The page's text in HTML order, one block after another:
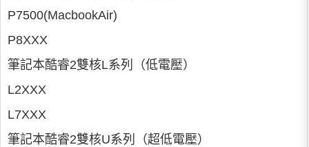
P7500(MacbookAir)
P8XXX
筆記本酷睿2雙核L系列（低電壓）
L2XXX
L7XXX
筆記本酷睿2雙核U系列（超低電壓）